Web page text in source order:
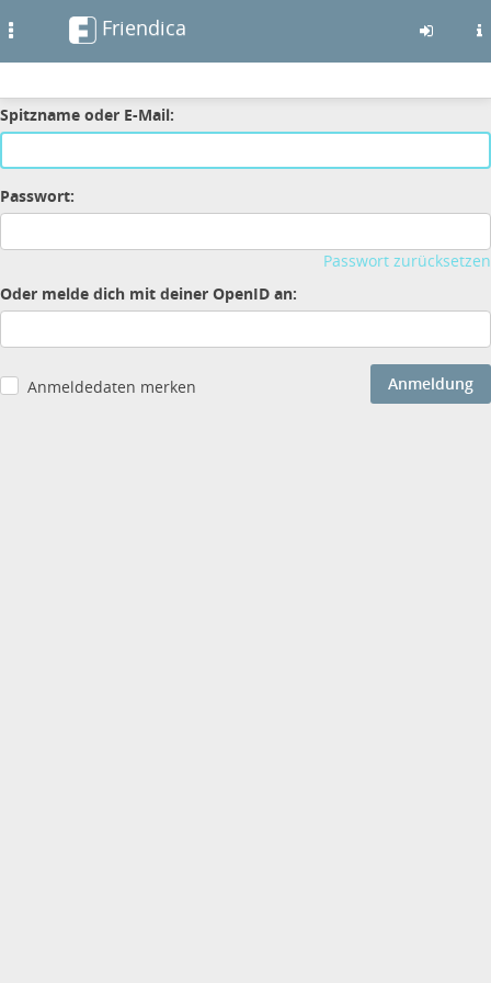
Zum
Inhalt
gehen
Friendica
Anmeldung
Spitzname oder E-Mail:
Passwort:
Passwort zurücksetzen
Oder melde dich mit deiner OpenID an:
Anmeldedaten merken Anmeldung